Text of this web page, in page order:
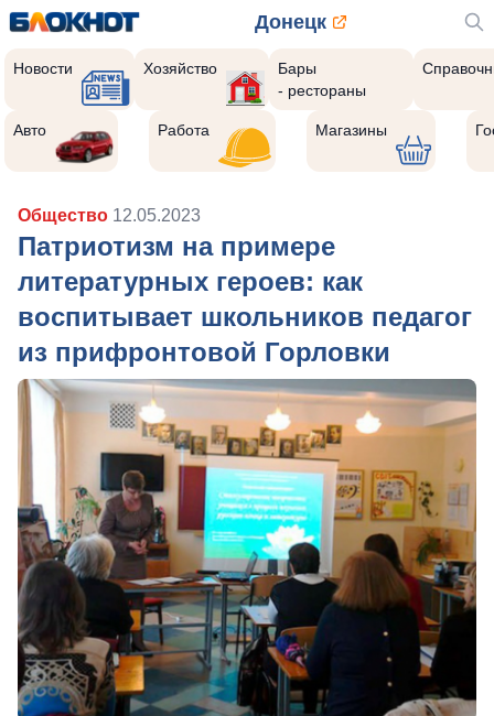
Донецк
Новости Хозяйство
Бары
- рестораны
Авто Работа Магазины
Общество 12.05.2023
Патриотизм на примере
литературных героев: как
воспитывает школьников педагог
из прифронтовой Горловки